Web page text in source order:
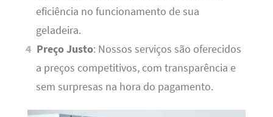
eficiência no funcionamento de sua
geladeira.
Preço Justo: Nossos serviços são oferecidos
a preços competitivos, com transparência e
sem surpresas na hora do pagamento.